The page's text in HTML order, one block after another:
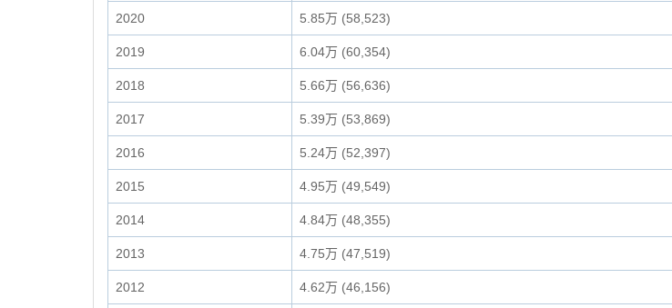
2020 5.85万 (58,523)
2019 6.04万 (60,354)
2018 5.66万 (56,636)
2017 5.39万 (53,869)
2016 5.24万 (52,397)
2015 4.95万 (49,549)
2014 4.84万 (48,355)
2013 4.75万 (47,519)
2012 4.62万 (46,156)